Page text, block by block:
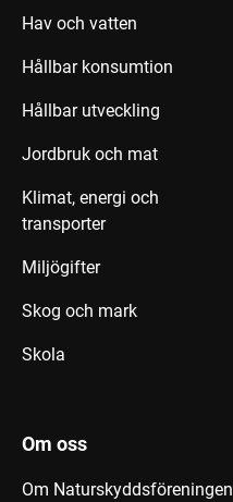
Hav och vatten
Hållbar konsumtion
Hållbar utveckling
Jordbruk och mat
Klimat, energi och
transporter
Miljögifter
Skog och mark
Skola
Om oss
Om Naturskyddsföreningen